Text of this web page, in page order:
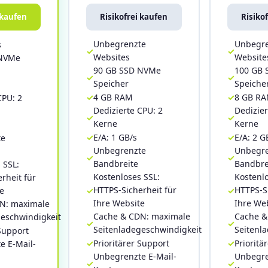
2
für
maximale
E-Mail-
Risikofrei kaufen
Unbegrenzte
Websites
90 GB SSD NVMe
Speicher
4 GB RAM
Dedizierte CPU: 2
Kerne
E/A: 1 GB/s
Unbegrenzte
Bandbreite
Kostenloses SSL:
HTTPS-Sicherheit für
Ihre Website
Cache & CDN: maximale
Seitenladegeschwindigkeit
Prioritärer Support
Unbegrenzte E-Mail-
100 GB
8 GB
Kerne
E/A: 2
Ihre
Cache